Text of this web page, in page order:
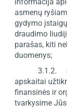
asmenų
gydymo
draudimo
parašas, kiti
duomenys;
3.1.2.
apskaitai
finansinės ir
tvarkysime